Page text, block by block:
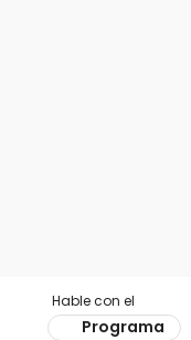
Hable con el
Programa